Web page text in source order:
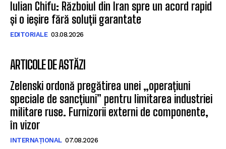
Iulian Chifu: Războiul din Iran spre un acord rapid
și o ieșire fără soluții garantate
EDITORIALE 03.08.2026
ARTICOLE DE ASTĂZI
Zelenski ordonă pregătirea unei „operațiuni
speciale de sancțiuni” pentru limitarea industriei
militare ruse. Furnizorii externi de componente,
în vizor
INTERNAȚIONAL 07.08.2026